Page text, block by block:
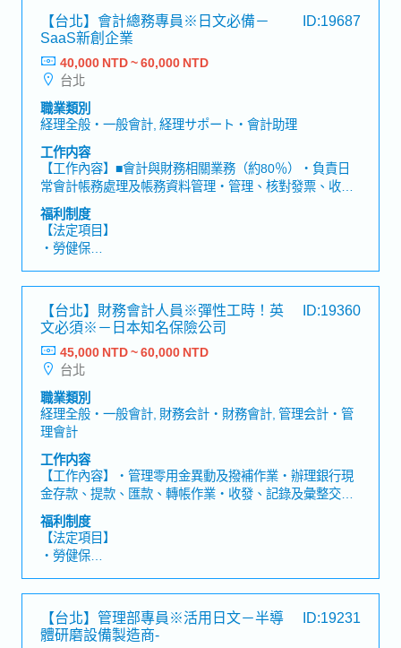
【台北】會計總務專員※日文必備－
SaaS新創企業
ID:19687
40,000 NTD ~ 60,000 NTD
台北
職業類別
経理全般・一般會計, 経理サポート・會計助理
工作内容
【工作內容】■會計與財務相關業務（約80％）・負責日
常會計帳務處理及帳務資料管理・管理、核對發票、收據
等各項憑證文件・與日本總部財務團隊及台灣會計師事務
所進行溝通協調・協助會計流程改善與制度優化■總務與管
理相關業務（約20％）・公司資產、設備及各類契約文件
管理・協助維護辦公環境，提升營運效率・支援員工行政
作業及各項內部流程執行・與日本總部管理部門協作，推
進各項行政及管理業務■使用工具・內部溝通：Slack・工
作協作／行程管理：Google Workspace・會計系統：
Money Forward・費用申請／簽核系統：Bakuraku・出勤
管理：Jobcan【角色定位與期待】此職位將擔任台灣子公
司的核心後勤成員，以會計業務為主軸，同時支援總務及
管理部門相關業務。除了日常帳務處理之外，更期待您能
夠與日本總部及外部專業顧問合作，建立更完善的管理制
度與作業流程，成為支撐海外據點穩定成長的重要角色。
福利制度
【法定項目】
・勞健保
・各種休假（特別休假、婚假、喪假、生理假、產檢假、
陪產假、產假、育嬰假）
・退休金
【公司福利】
・獎金:過往實績2個月
【台北】財務會計人員※彈性工時！英
文必須※－日本知名保險公司
ID:19360
45,000 NTD ~ 60,000 NTD
台北
職業類別
経理全般・一般會計, 財務会計・財務會計, 管理会計・管
理會計
工作内容
【工作內容】・管理零用金異動及撥補作業・辦理銀行現
金存款、提款、匯款、轉帳作業・收發、記錄及彙整交易
產生之原始憑證，並登錄至會計系統製作傳票・處理保險
／再保險公司或廠商貨款或費用等應付款項帳務・處理保
險／再保公司應收款項帳務・處理其他一般會計帳務・申
報營業稅、營所稅等各項稅務・對應會計師事務所、年度
結算稅務申報相關作業・其他主管交辦事項【魅力】・日
系大型保險公司，可建立穩定職涯，發展性佳！・能充分
運用自身的專業知識與技能！
福利制度
【法定項目】
・勞健保
・各種休假（特別休假、婚假、喪假、生理假、產檢假、
陪產假、產假、育嬰假）
・退休金
【台北】管理部專員※活用日文－半導
體研磨設備製造商-
ID:19231